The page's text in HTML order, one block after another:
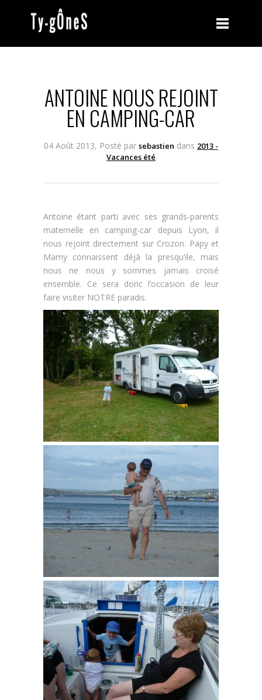
ANTOINE NOUS REJOINT
EN CAMPING-CAR
04 Août 2013, Posté par sebastien dans 2013 -
Vacances été
Antoine étant parti avec ses grands-parents
maternelle en camping-car depuis Lyon, il
nous rejoint directement sur Crozon. Papy et
Mamy connaissent déjà la presqu’ile, mais
nous ne nous y sommes jamais croisé
ensemble. Ce sera donc l’occasion de leur
faire visiter NOTRE paradis.